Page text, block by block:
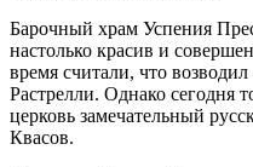
Барочный храм Успения
настолько красив и
время считали, что
Растрелли. Однако сегодня
церковь замечательный
Квасов.